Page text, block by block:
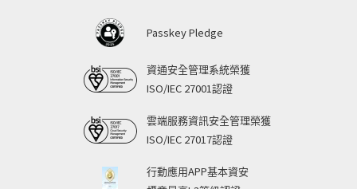
Passkey Pledge
資通安全管理系統榮獲
ISO/IEC 27001認證
雲端服務資訊安全管理榮獲
ISO/IEC 27017認證
行動應用APP基本資安